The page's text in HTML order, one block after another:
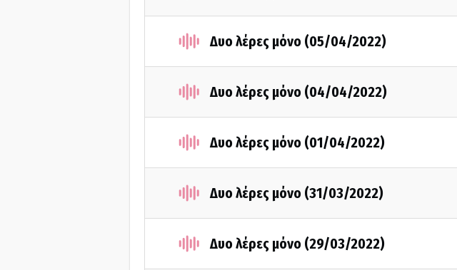
Δυο λέρες μόνο (05/04/2022)
Δυο λέρες μόνο (04/04/2022)
Δυο λέρες μόνο (01/04/2022)
Δυο λέρες μόνο (31/03/2022)
Δυο λέρες μόνο (29/03/2022)